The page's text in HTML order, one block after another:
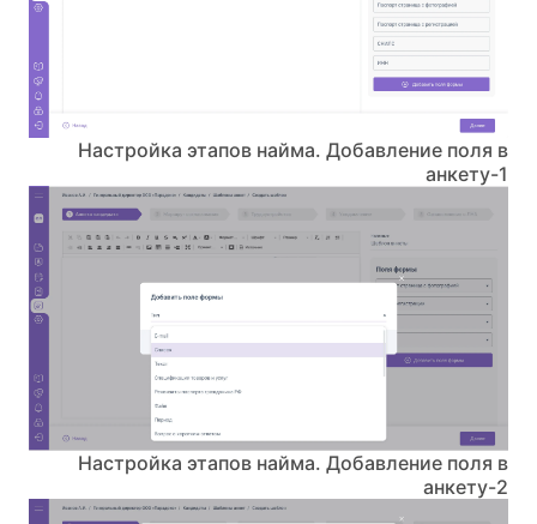
Настройка этапов найма. Добавление поля в
анкету-1
Настройка этапов найма. Добавление поля в
анкету-2